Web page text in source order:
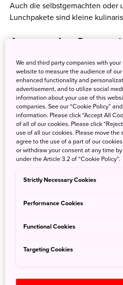
Auch die selbstgemachten oder
Lunchpakete sind kleine
Japan – das
Neben der leckeren
gibt es natürlich auch die
inzwischen ist es amtlich:
Gourmetland Nummer eins.
mehr 3-Sterne Restaurants als
Guide Michelin nur für zwei
und dieKansai-Region) und
japanische Essen bereits damit
große Gourmetnationen.
We and third party companies with
website to measure the audience of
enhanced functionality and
advertisement, and to utilize social
information about your use of this
companies. See our “Cookie Policy”
information. Please click “Accept All
of all of our cookies. Please click
use of all our cookies. Please move
agree to the use of a part of our
or withdraw your consent at any time
under the Article 3.2 of “Cookie Policy”.
Strictly Necessary Cookies
Performance Cookies
Functional Cookies
Targeting Cookies